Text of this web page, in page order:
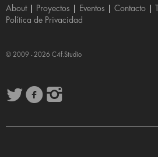
About| Proyectos Eventos Contacto
Política de Privacidad
© 2009 - 2026 C4f.Studio